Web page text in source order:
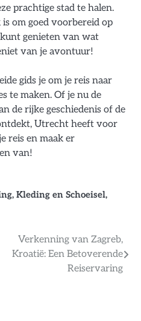
prachtige stad te halen.
om goed voorbereid op
genieten van wat
van je avontuur!
gids je om je reis naar
te maken. Of je nu de
de rijke geschiedenis of de
Utrecht heeft voor
reis en maak er
van!
, Kleding en Schoeisel,
Verkenning van Zagreb,
Kroatië: Een Betoverende
Reiservaring